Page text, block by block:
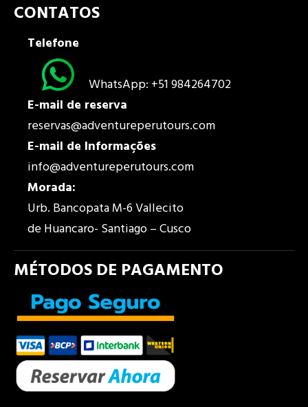
CONTATOS
Telefone
WhatsApp: +51 984264702
E-mail de reserva
reservas@adventureperutours.com
E-mail de Informações
info@adventureperutours.com
Morada:
Urb. Bancopata M-6 Vallecito
de Huancaro- Santiago – Cusco
MÉTODOS DE PAGAMENTO